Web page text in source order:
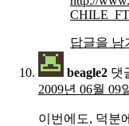
답글을 남
beagle2 댓
2009년 06월 09
이번에도, 덕분